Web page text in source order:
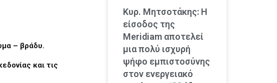
– βράδυ.
και τις
Κυρ. Μητσοτάκης: Η
είσοδος της
Meridiam αποτελεί
μια πολύ ισχυρή
ψήφο εμπιστοσύνης
στον ενεργειακό